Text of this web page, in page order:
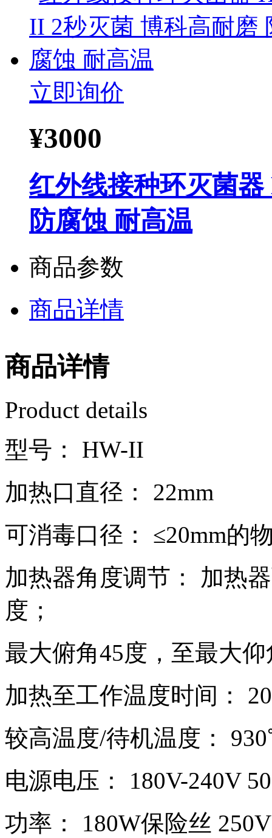
立即询价
¥3000
红外线接种环灭菌
防腐蚀 耐高温
商品参数
商品详情
商品详情
Product details
型号： HW-II
加热口直径： 22mm
可消毒口径： ≤20mm的
加热器角度调节： 加热
度；
最大俯角45度，至最大
加热至工作温度时间：
较高温度/待机温度：
电源电压： 180V-240V
功率： 180W保险丝